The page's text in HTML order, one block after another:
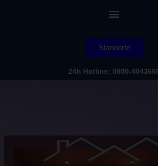
Standorte
24h Hotline: 0800-